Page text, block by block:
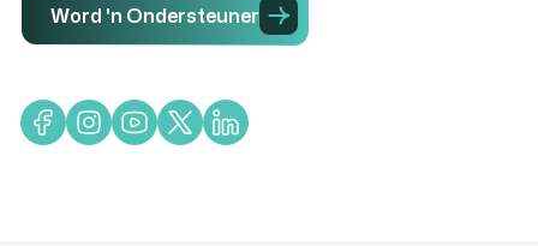
Word 'n Ondersteuner